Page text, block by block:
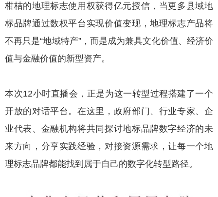
柑桔的地理标志使用权获得亿元授信，当更多县域地
标品牌通过数权平台实现价值变现，地理标志产品将
不再只是“地域特产”，而是成为兼具文化价值、经济价
值与金融价值的新型资产。
本次12小时直播会，正是为这一转型过程搭建了一个
开放的对话平台。在这里，政府部门、行业专家、企
业代表、金融机构将共同探讨地标品牌数字经济的未
来方向，分享实践经验，对接资源需求，让每一个地
理标志品牌都能找到属于自己的数字化转型路径。